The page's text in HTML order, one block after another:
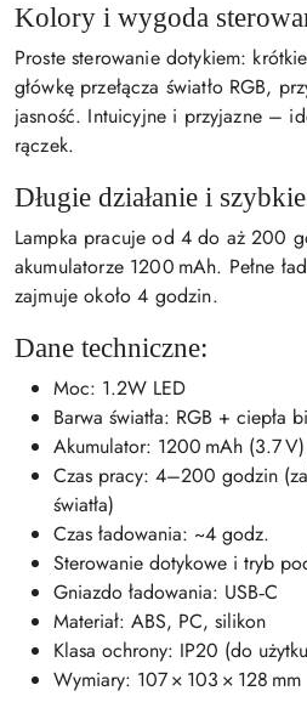
Kolory i wygoda
Proste sterowanie dotykiem:
główkę przełącza światło RGB,
jasność. Intuicyjne i przyjazne –
rączek.
Długie działanie i
Lampka pracuje od 4 do aż 200
akumulatorze 1200 mAh. Pełne
zajmuje około 4 godzin.
Dane techniczne:
Moc: 1.2W LED
Barwa światła: RGB + ciepła
Akumulator: 1200 mAh (3.7 V)
Czas pracy: 4–200 godzin
światła)
Czas ładowania: ~4 godz.
Sterowanie dotykowe i tryb
Gniazdo ładowania: USB‑C
Materiał: ABS, PC, silikon
Klasa ochrony: IP20 (do
Wymiary: 107 × 103 × 128 mm